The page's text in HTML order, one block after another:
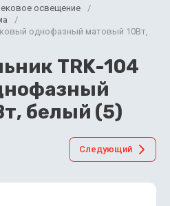
освещение
/
/
однофазный матовый 10Вт,
TRK-104
белый (5)
Следующий